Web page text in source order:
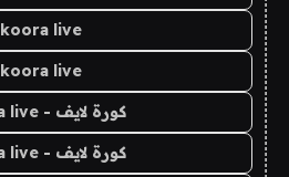
koora live
koora live
كورة لايف - koora live
كورة لايف - koora live